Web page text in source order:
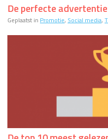
De perfecte
Geplaatst in Promotie, Social media,